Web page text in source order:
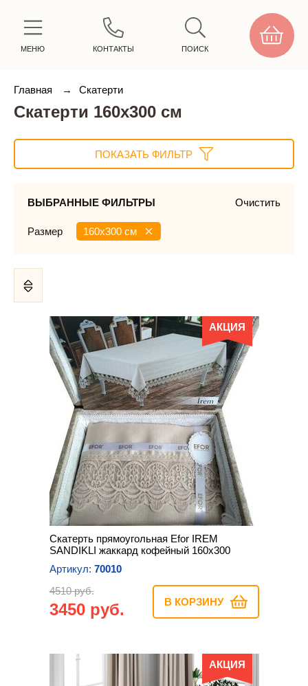
МЕНЮ КОНТАКТЫ ПОИСК
Главная → Скатерти
Скатерти 160х300 см
ПОКАЗАТЬ ФИЛЬТР
ВЫБРАННЫЕ ФИЛЬТРЫ Очистить
Размер 160х300 см
АКЦИЯ
Скатерть прямоугольная Efor IREM
SANDIKLI жаккард кофейный 160х300
Артикул: 70010
4510 руб.
3450 руб. В КОРЗИНУ
АКЦИЯ